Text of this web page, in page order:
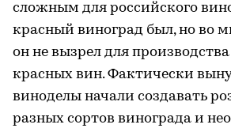
сложным для российского
красный виноград был, но во
он не вызрел для
красных вин. Фактически
виноделы начали создавать
разных сортов винограда и